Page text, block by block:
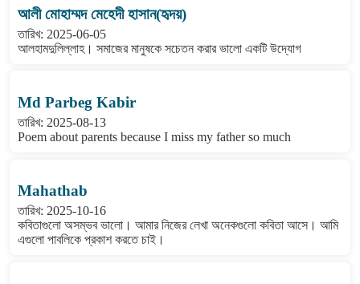
আলী মোহাম্মদ মেহেদী হাসান(হৃদয়)
তারিখ: 2025-06-05
আলহামদুলিল্লাহ। সমাজের মানুষকে সচেতন করার ভালো একটি উদ্যোগ
Md Parbeg Kabir
তারিখ: 2025-08-13
Poem about parents because I miss my father so much
Mahathab
তারিখ: 2025-10-16
কবিতাগুলো অসম্ভব ভালো। আমার নিজের লেখা অনেকগুলো কবিতা আসে। আমি
এগুলো পাবলিকে প্রকাশ করতে চাই।